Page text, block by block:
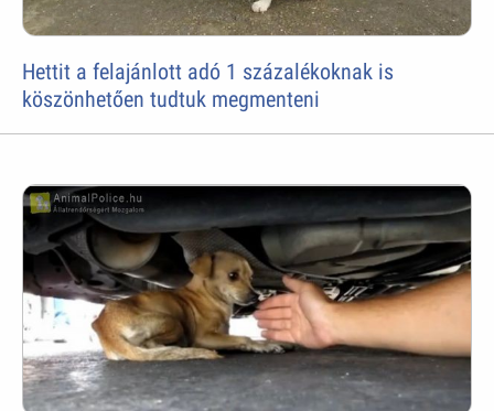
Hettit a felajánlott adó 1 százalékoknak is
köszönhetően tudtuk megmenteni